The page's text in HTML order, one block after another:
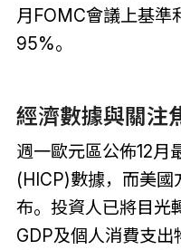
月FOMC會議上基準
95%。
經濟數據與關注
週一歐元區公佈12月
(HICP)數據，而美國
布。投資人已將目光
GDP及個人消費支